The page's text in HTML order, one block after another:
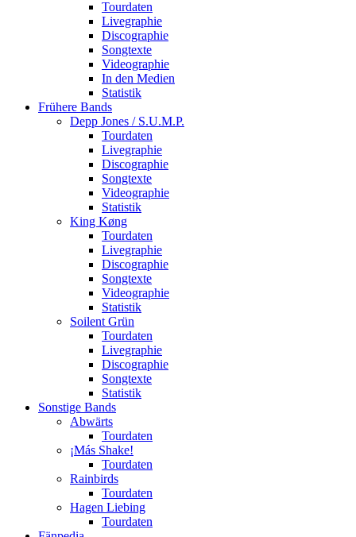
Tourdaten
Livegraphie
Discographie
Songtexte
Videographie
In den Medien
Statistik
Frühere Bands
Depp Jones / S.U.M.P.
Tourdaten
Livegraphie
Discographie
Songtexte
Videographie
Statistik
King Køng
Tourdaten
Livegraphie
Discographie
Songtexte
Videographie
Statistik
Soilent Grün
Tourdaten
Livegraphie
Discographie
Songtexte
Statistik
Sonstige Bands
Abwärts
Tourdaten
¡Más Shake!
Tourdaten
Rainbirds
Tourdaten
Hagen Liebing
Tourdaten